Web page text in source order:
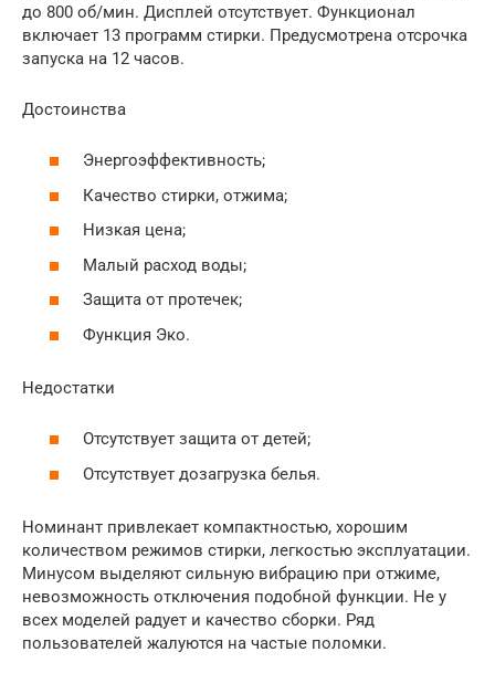
до 800 об/мин. Дисплей отсутствует. Функционал
включает 13 программ стирки. Предусмотрена отсрочка
запуска на 12 часов.
Достоинства
Энергоэффективность;
Качество стирки, отжима;
Низкая цена;
Малый расход воды;
Защита от протечек;
Функция Эко.
Недостатки
Отсутствует защита от детей;
Отсутствует дозагрузка белья.
Номинант привлекает компактностью, хорошим
количеством режимов стирки, легкостью эксплуатации.
Минусом выделяют сильную вибрацию при отжиме,
невозможность отключения подобной функции. Не у
всех моделей радует и качество сборки. Ряд
пользователей жалуются на частые поломки.